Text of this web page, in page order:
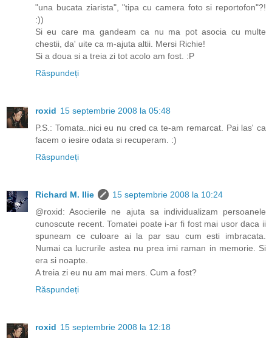
"una bucata ziarista", "tipa cu camera foto si reportofon"?!
:))
Si eu care ma gandeam ca nu ma pot asocia cu multe
chestii, da' uite ca m-ajuta altii. Mersi Richie!
Si a doua si a treia zi tot acolo am fost. :P
Răspundeți
roxid 15 septembrie 2008 la 05:48
P.S.: Tomata..nici eu nu cred ca te-am remarcat. Pai las' ca
facem o iesire odata si recuperam. :)
Răspundeți
Richard M. Ilie
15 septembrie 2008 la 10:24
@roxid: Asocierile ne ajuta sa individualizam persoanele
cunoscute recent. Tomatei poate i-ar fi fost mai usor daca ii
spuneam ce culoare ai la par sau cum esti imbracata.
Numai ca lucrurile astea nu prea imi raman in memorie. Si
era si noapte.
A treia zi eu nu am mai mers. Cum a fost?
Răspundeți
roxid 15 septembrie 2008 la 12:18